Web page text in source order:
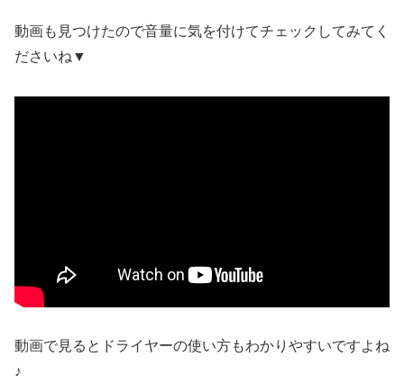
動画も見つけたので音量に気を付けてチェックしてみてく
ださいね▼
動画で見るとドライヤーの使い方もわかりやすいですよね
♪